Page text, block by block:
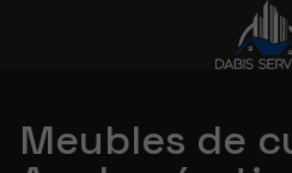
Meubles de